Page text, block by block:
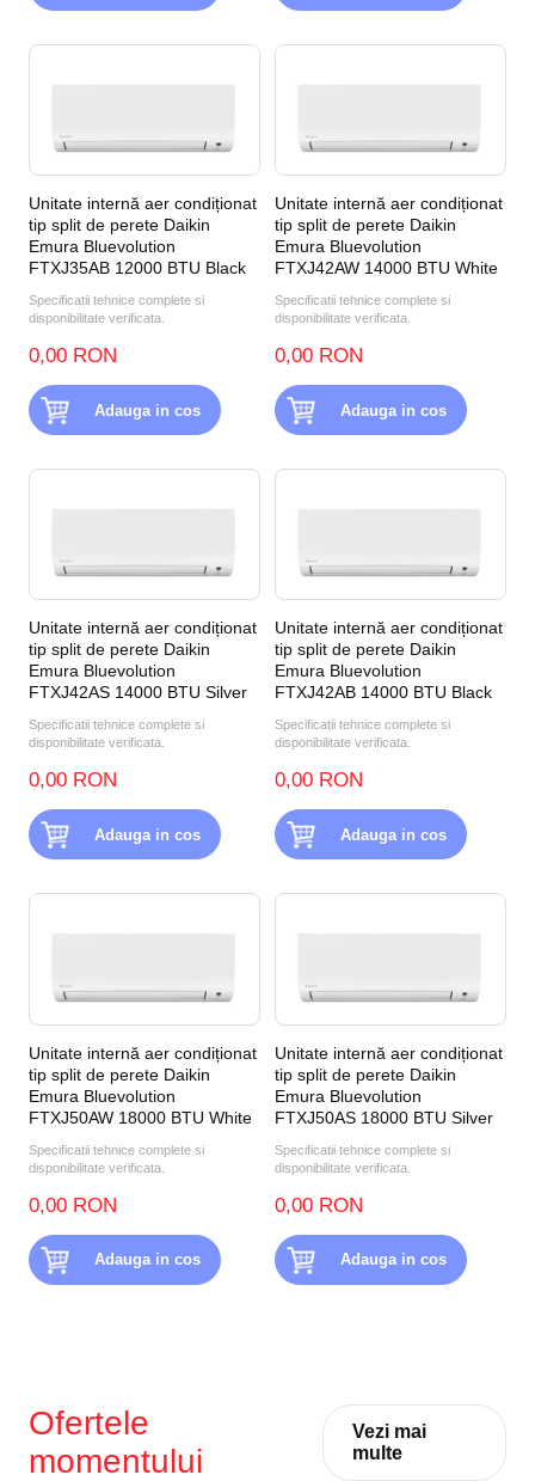
Unitate internă aer condiționat
tip split de perete Daikin
Emura Bluevolution
FTXJ35AB 12000 BTU Black
Specificatii tehnice complete si
disponibilitate verificata.
0,00 RON
Adauga in cos
Unitate internă aer condiționat
tip split de perete Daikin
Emura Bluevolution
FTXJ42AW 14000 BTU White
Specificatii tehnice complete si
disponibilitate verificata.
0,00 RON
Adauga in cos
Unitate internă aer condiționat
tip split de perete Daikin
Emura Bluevolution
FTXJ42AS 14000 BTU Silver
Specificatii tehnice complete si
disponibilitate verificata.
0,00 RON
Adauga in cos
Unitate internă aer condiționat
tip split de perete Daikin
Emura Bluevolution
FTXJ42AB 14000 BTU Black
Specificatii tehnice complete si
disponibilitate verificata.
0,00 RON
Adauga in cos
Unitate internă aer condiționat
tip split de perete Daikin
Emura Bluevolution
FTXJ50AW 18000 BTU White
Specificatii tehnice complete si
disponibilitate verificata.
0,00 RON
Adauga in cos
Unitate internă aer condiționat
tip split de perete Daikin
Emura Bluevolution
FTXJ50AS 18000 BTU Silver
Specificatii tehnice complete si
disponibilitate verificata.
0,00 RON
Adauga in cos
Ofertele
momentului
Vezi mai
multe